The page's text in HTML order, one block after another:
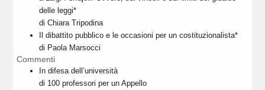
delle leggi*
di Chiara Tripodina
Il dibattito pubblico e le occasioni per un costituzionalista*
di Paola Marsocci
Commenti
In difesa dell’università
di 100 professori per un Appello